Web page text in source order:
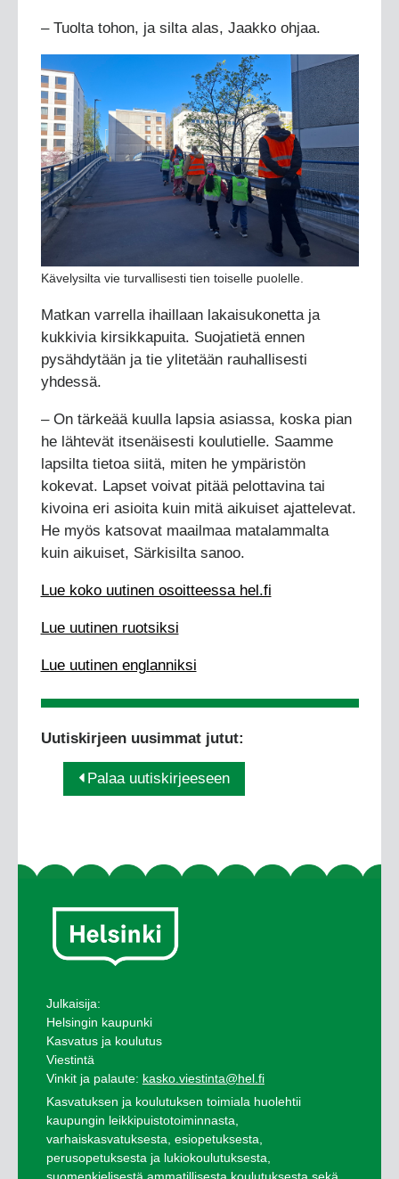
– Tuolta tohon, ja silta alas, Jaakko ohjaa.
Kävelysilta vie turvallisesti tien toiselle puolelle.
Matkan varrella ihaillaan lakaisukonetta ja
kukkivia kirsikkapuita. Suojatietä ennen
pysähdytään ja tie ylitetään rauhallisesti
yhdessä.
– On tärkeää kuulla lapsia asiassa, koska pian
he lähtevät itsenäisesti koulutielle. Saamme
lapsilta tietoa siitä, miten he ympäristön
kokevat. Lapset voivat pitää pelottavina tai
kivoina eri asioita kuin mitä aikuiset ajattelevat.
He myös katsovat maailmaa matalammalta
kuin aikuiset, Särkisilta sanoo.
Lue koko uutinen osoitteessa hel.fi
Lue uutinen ruotsiksi
Lue uutinen englanniksi
Uutiskirjeen uusimmat jutut:
Palaa uutiskirjeeseen
Julkaisija:
Helsingin kaupunki
Kasvatus ja koulutus
Viestintä
Vinkit ja palaute: kasko.viestinta@hel.fi
Kasvatuksen ja koulutuksen toimiala huolehtii
kaupungin leikkipuistotoiminnasta,
varhaiskasvatuksesta, esiopetuksesta,
perusopetuksesta ja lukiokoulutuksesta,